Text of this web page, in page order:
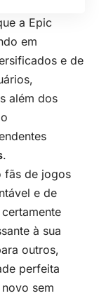
a Epic
em
e de
além dos
.
fãs de jogos
e de
certamente
à sua
outros,
perfeita
sem